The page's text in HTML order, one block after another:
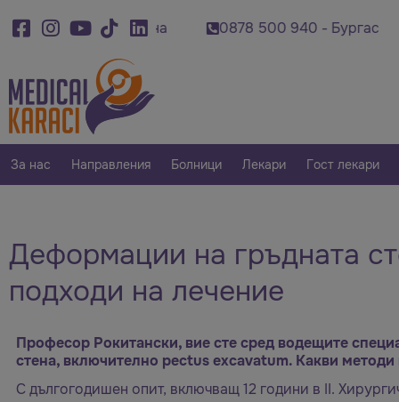
500 920 - Варна 0878 500 940 - Бургас
За нас Направления Болници Лекари Гост лекари
Деформации на гръдната
подходи на лечение
Професор Рокитански, вие сте сред водещите
стена, включително pectus excavatum. Какви методи
С дългогодишен опит, включващ 12 години в II.